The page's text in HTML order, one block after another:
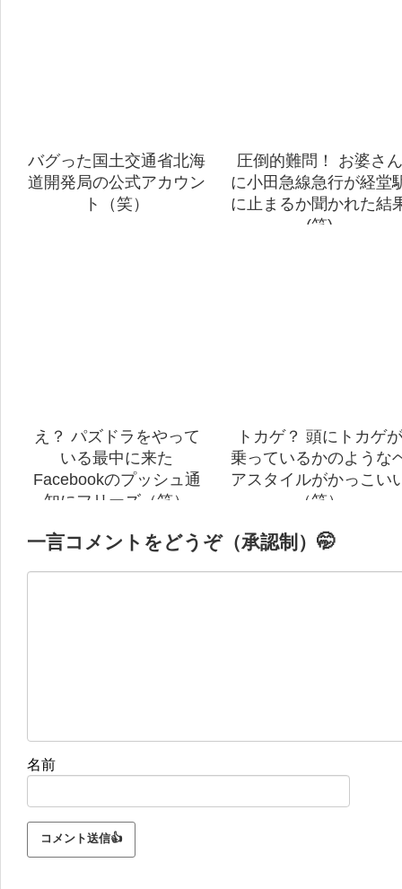
バグった国土交通省北海
道開発局の公式アカウン
ト（笑）
圧倒的難問！ お婆さん
に小田急線急行が経堂
に止まるか聞かれた結
(笑)
え？ パズドラをやって
いる最中に来た
Facebookのプッシュ通
知にフリーズ（笑）
トカゲ？ 頭にトカゲが
乗っているかのような
アスタイルがかっこい
（笑）
一言コメントをどうぞ（承認制）🤭
名前